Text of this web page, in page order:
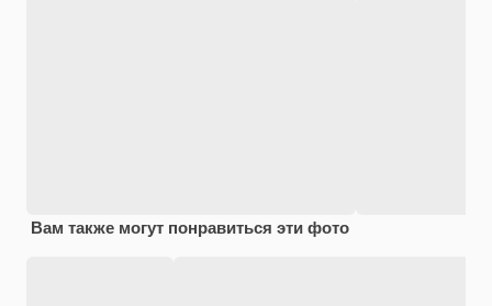
Вам также могут понравиться эти фото